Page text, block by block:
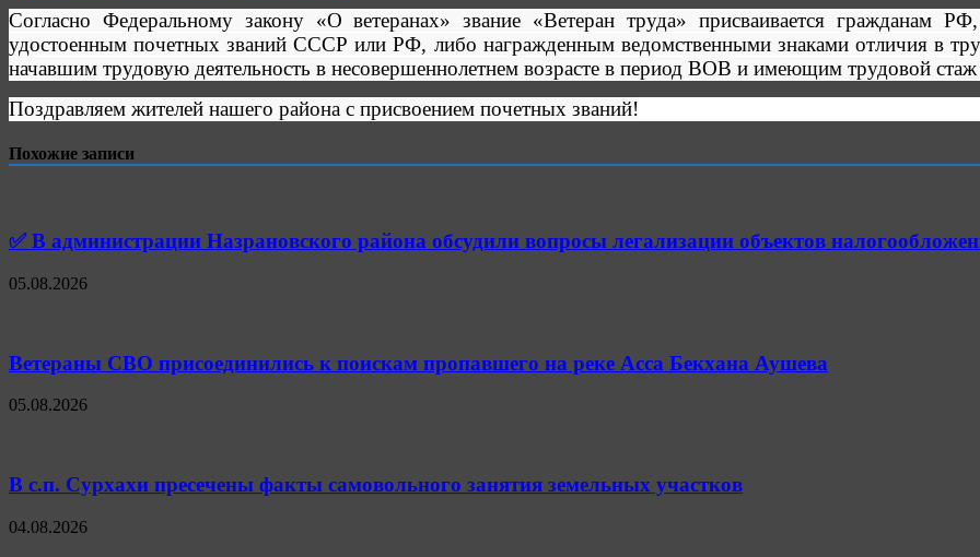
Согласно Федеральному закону «О ветеранах» звание «Ветеран труда» присваивается гражданам
удостоенным почетных званий СССР или РФ, либо награжденным ведомственными знаками отличия в
начавшим трудовую деятельность в несовершеннолетнем возрасте в период ВОВ и имеющим трудовой
Поздравляем жителей нашего района с присвоением почетных званий!
Похожие записи
✅ В администрации Назрановского района обсудили вопросы легализации объектов
05.08.2026
Ветераны СВО присоединились к поискам пропавшего на реке Асса Бекхана Аушева
05.08.2026
В с.п. Сурхахи пресечены факты самовольного занятия земельных участков
04.08.2026